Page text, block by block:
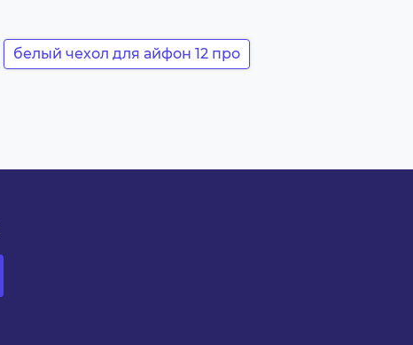
белый чехол для айфон 12 про